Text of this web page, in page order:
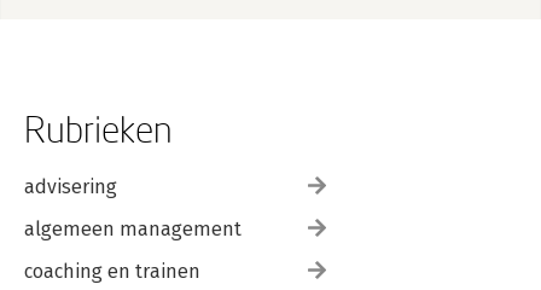
Rubrieken
advisering
algemeen management
coaching en trainen